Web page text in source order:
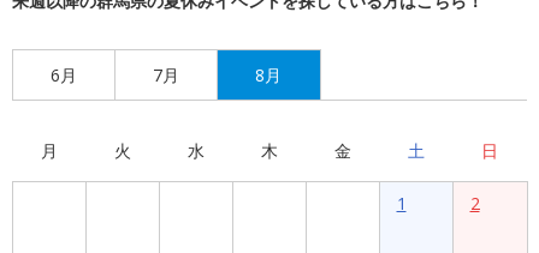
6月 7月 8月
月 火 水 木 金 土 日
1 2